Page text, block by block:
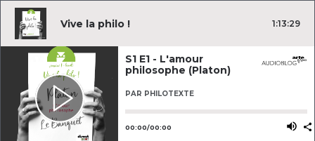
Vive la philo ! 1:13:29
S1 E1 - L'amour
philosophe (Platon)
PAR PHILOTEXTE
Utilisez les flèches gauche ou
00:00/00:00